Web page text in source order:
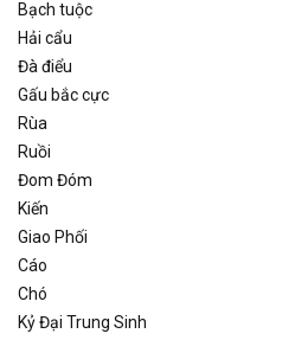
Bạch tuộc
Hải cẩu
Đà điểu
Gấu bắc cực
Rùa
Ruồi
Đom Đóm
Kiến
Giao Phối
Cáo
Chó
Kỷ Đại Trung Sinh